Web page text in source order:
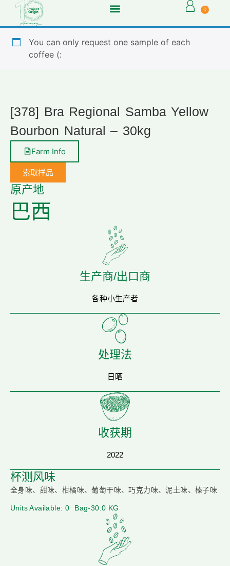
0
You can only request one sample of each
coffee (:
[378] Bra Regional Samba Yellow
Bourbon Natural – 30kg
Farm Info
索取样品
原产地
巴西
生产商/出口商
各种小生产者
处理法
日晒
收获期
2022
杯测风味
全身味、甜味、柑橘味、葡萄干味、巧克力味、泥土味、榛子味
Units Available: 0 Bag-30.0 KG